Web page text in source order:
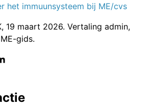
het immuunsysteem bij ME/cvs
19 maart 2026. Vertaling admin,
gids.